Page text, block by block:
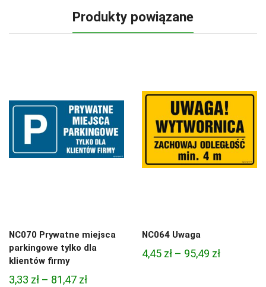
Produkty powiązane
NC070 Prywatne miejsca
parkingowe tylko dla
klientów firmy
3,33 zł – 81,47 złZakres
NC064 Uwaga
4,45 zł – 95,49 złZakres